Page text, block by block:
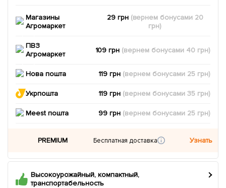
Магазины
Агромаркет
29 грн (вернем бонусами 20
грн)
ПВЗ
Агромаркет
109 грн (вернем бонусами 40 грн)
Нова пошта 119 грн (вернем бонусами 25 грн)
Укрпошта 119 грн (вернем бонусами35 грн)
Meest пошта 99 грн (вернем бонусами 25 грн)
PREMIUM Бесплатная доставка Узнать
Высокоурожайный, компактный,
транспортабельность